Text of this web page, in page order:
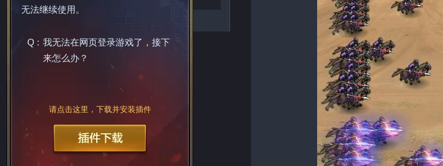
无法继续使用。
Q : 我无法在网页登录游戏了，接下
来怎么办？
请点击这里，下载并安装插件